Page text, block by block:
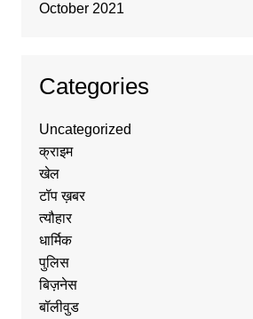
October 2021
Categories
Uncategorized
क्राइम
खेल
टॉप ख़बर
त्यौहार
धार्मिक
पुलिस
बिज़नेस
बॉलीवुड